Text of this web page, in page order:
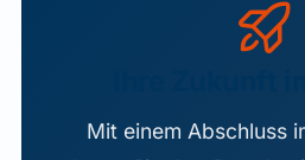
Mit einem Abschluss